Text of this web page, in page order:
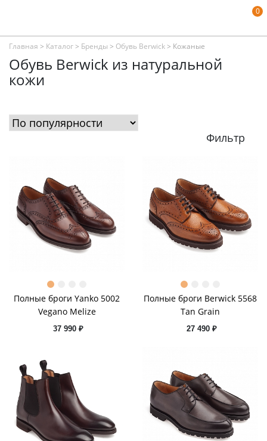
0
Главная > Каталог> Бренды > Обувь Berwick> Кожаные
Обувь Berwick из натуральной
кожи
Фильтр
Полные броги Yanko 5002
Vegano Melize
37 990 ₽
Полные броги Berwick 5568
Tan Grain
27 490 ₽